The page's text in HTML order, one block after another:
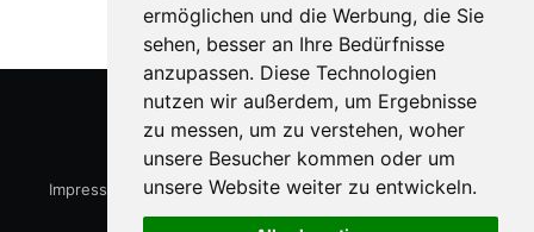
ermöglichen und die Werbung, die Sie
sehen, besser an Ihre Bedürfnisse
anzupassen. Diese Technologien
nutzen wir außerdem, um Ergebnisse
zu messen, um zu verstehen, woher
unsere Besucher kommen oder um
unsere Website weiter zu entwickeln.
15kWp.de© 2026
Impressum -Datenschutzerklärung-Cookie Einstellungen